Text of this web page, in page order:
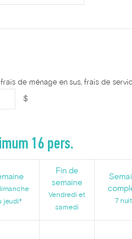
de ménage en sus, frais de
$
16 pers.
jeudi*
Fin de
semaine
Vendredi et
samedi
7